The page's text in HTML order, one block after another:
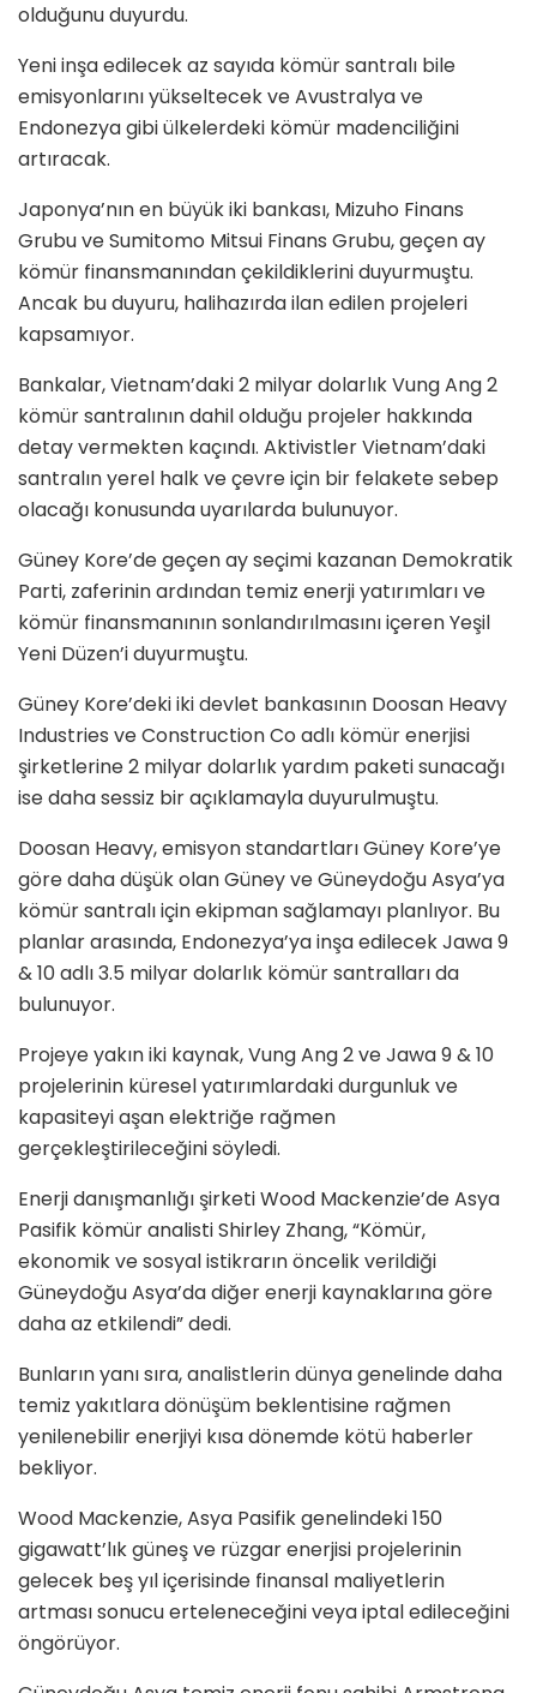
olduğunu duyurdu.
Yeni inşa edilecek az sayıda kömür santralı bile
emisyonlarını yükseltecek ve Avustralya ve
Endonezya gibi ülkelerdeki kömür madenciliğini
artıracak.
Japonya’nın en büyük iki bankası, Mizuho Finans
Grubu ve Sumitomo Mitsui Finans Grubu, geçen ay
kömür finansmanından çekildiklerini duyurmuştu.
Ancak bu duyuru, halihazırda ilan edilen projeleri
kapsamıyor.
Bankalar, Vietnam’daki 2 milyar dolarlık Vung Ang 2
kömür santralının dahil olduğu projeler hakkında
detay vermekten kaçındı. Aktivistler Vietnam’daki
santralın yerel halk ve çevre için bir felakete sebep
olacağı konusunda uyarılarda bulunuyor.
Güney Kore’de geçen ay seçimi kazanan Demokratik
Parti, zaferinin ardından temiz enerji yatırımları ve
kömür finansmanının sonlandırılmasını içeren Yeşil
Yeni Düzen’i duyurmuştu.
Güney Kore’deki iki devlet bankasının Doosan Heavy
Industries ve Construction Co adlı kömür enerjisi
şirketlerine 2 milyar dolarlık yardım paketi sunacağı
ise daha sessiz bir açıklamayla duyurulmuştu.
Doosan Heavy, emisyon standartları Güney Kore’ye
göre daha düşük olan Güney ve Güneydoğu Asya’ya
kömür santralı için ekipman sağlamayı planlıyor. Bu
planlar arasında, Endonezya’ya inşa edilecek Jawa 9
& 10 adlı 3.5 milyar dolarlık kömür santralları da
bulunuyor.
Projeye yakın iki kaynak, Vung Ang 2 ve Jawa 9 & 10
projelerinin küresel yatırımlardaki durgunluk ve
kapasiteyi aşan elektriğe rağmen
gerçekleştirileceğini söyledi.
Enerji danışmanlığı şirketi Wood Mackenzie’de Asya
Pasifik kömür analisti Shirley Zhang, “Kömür,
ekonomik ve sosyal istikrarın öncelik verildiği
Güneydoğu Asya’da diğer enerji kaynaklarına göre
daha az etkilendi” dedi.
Bunların yanı sıra, analistlerin dünya genelinde daha
temiz yakıtlara dönüşüm beklentisine rağmen
yenilenebilir enerjiyi kısa dönemde kötü haberler
bekliyor.
Wood Mackenzie, Asya Pasifik genelindeki 150
gigawatt’lık güneş ve rüzgar enerjisi projelerinin
gelecek beş yıl içerisinde finansal maliyetlerin
artması sonucu erteleneceğini veya iptal edileceğini
öngörüyor.